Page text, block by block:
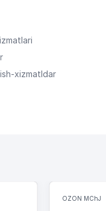
xizmatldar
OZON MChJ